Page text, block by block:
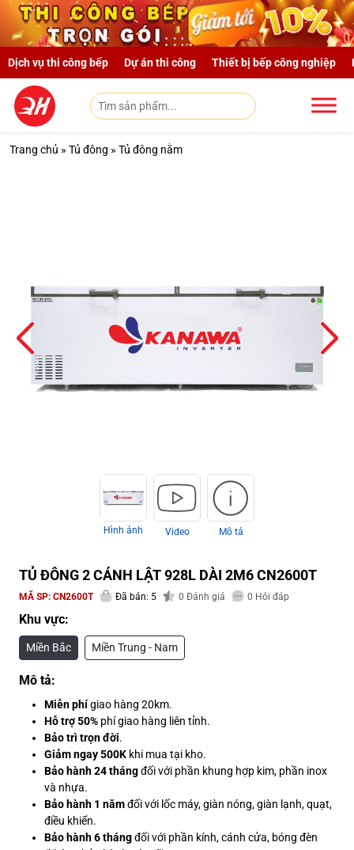
Skip to main content
Dịch vụ thi công bếp Dự án thi công Thiết bị bếp công nghiệp
Trang chủ » Tủ đông » Tủ đông nằm
Hình ảnh Video Mô tả
TỦ ĐÔNG 2 CÁNH LẬT 928L DÀI 2M6 CN2600T
MÃ SP: CN2600T Đã bán: 5 0 Đánh giá 0 Hỏi đáp
Khu vực:
Miền Bắc Miền Trung - Nam
Mô tả:
Miễn phígiao hàng 20km.
Hỗ trợ 50% phí giao hàng liên tỉnh.
Bảo trì trọn đời.
Giảm ngay 500K khi mua tại kho.
Bảo hành 24 thángđối với phần khung hợp kim, phần inox
và nhựa.
Bảo hành 1 nămđối với lốc máy, giàn nóng, giàn lạnh, quạt,
điều khiển.
Bảo hành 6 thángđối với phần kính, cánh cửa, bóng đèn